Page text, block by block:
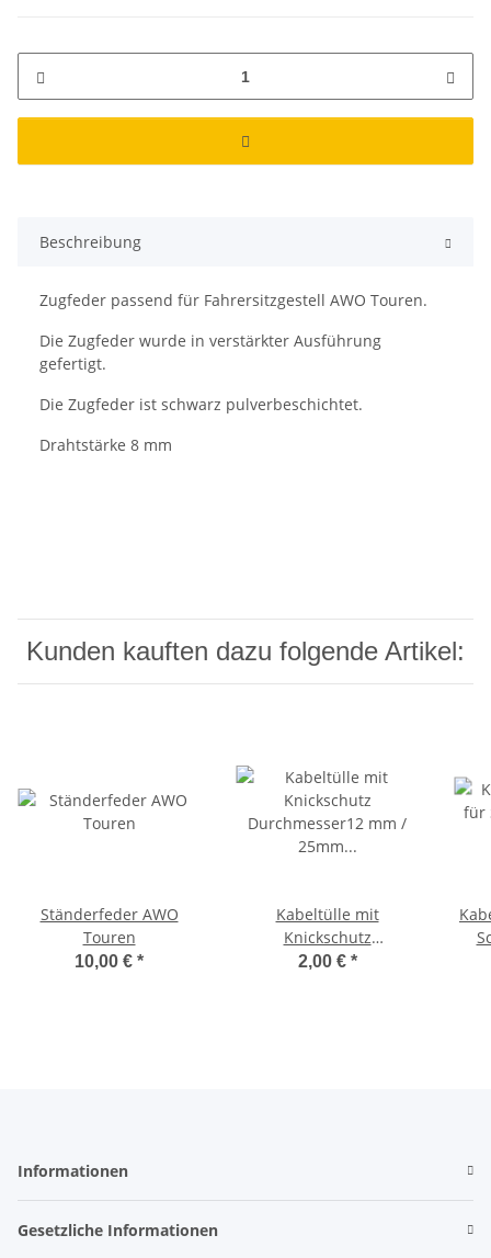
Beschreibung
Zugfeder passend für Fahrersitzgestell AWO Touren.
Die Zugfeder wurde in verstärkter Ausführung
gefertigt.
Die Zugfeder ist schwarz pulverbeschichtet.
Drahtstärke 8 mm
Kunden kauften dazu folgende Artikel:
Ständerfeder AWO
Touren
10,00 € *
Kabeltülle mit
Knickschutz
Durchmesser12 mm /
2,00 € *
Informationen
Gesetzliche Informationen